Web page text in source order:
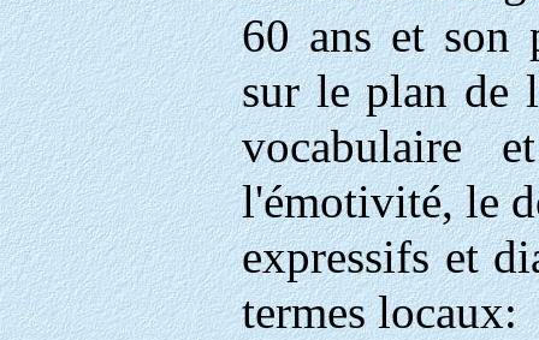
60 ans et son
sur le plan de
vocabulaire
l'émotivité, le
expressifs et
termes locaux: